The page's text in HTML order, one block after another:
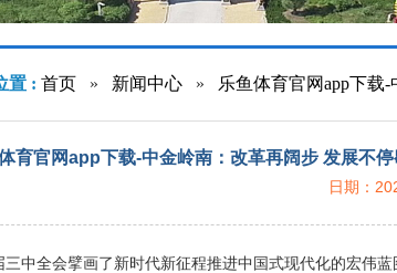
置 : 首页» 新闻中心» 乐鱼体育官网app下载
育官网app下载-中金岭南：改革再阔步 发展不
日期：
三中全会擘画了新时代新征程推进中国式现代化的宏伟